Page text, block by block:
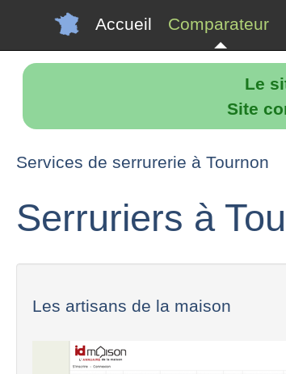
Le
Site
Accueil Comparateur
Services de serrurerie à Tournon
Serruriers à
Les artisans de la maison